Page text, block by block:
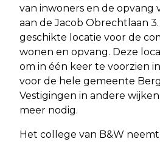
van inwoners en de opvang
aan de Jacob Obrechtlaan
geschikte locatie voor de
wonen en opvang. Deze
om in één keer te voorzien
voor de hele gemeente
Vestigingen in andere
meer nodig.
Het college van B&W